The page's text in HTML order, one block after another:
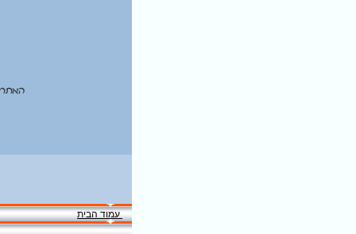
האתר
עמוד הבית